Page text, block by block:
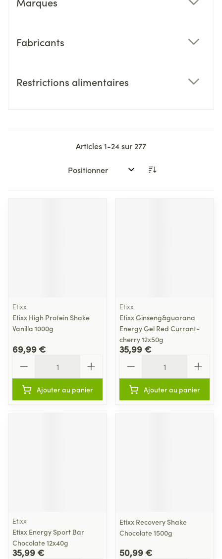
Fabricants
Restrictions alimentaires
Articles1-24sur 277
Trier par:
Etixx
Etixx High Protein Shake
Vanilla 1000g
69,99 €
Ajouter au panier
Etixx
Etixx Ginseng&guarana
Energy Gel Red Currant-
cherry 12x50g
35,99 €
Ajouter au panier
Etixx
Etixx Energy Sport Bar
Chocolate 12x40g
35,99 €
Etixx Recovery Shake
Chocolate 1500g
50,99 €